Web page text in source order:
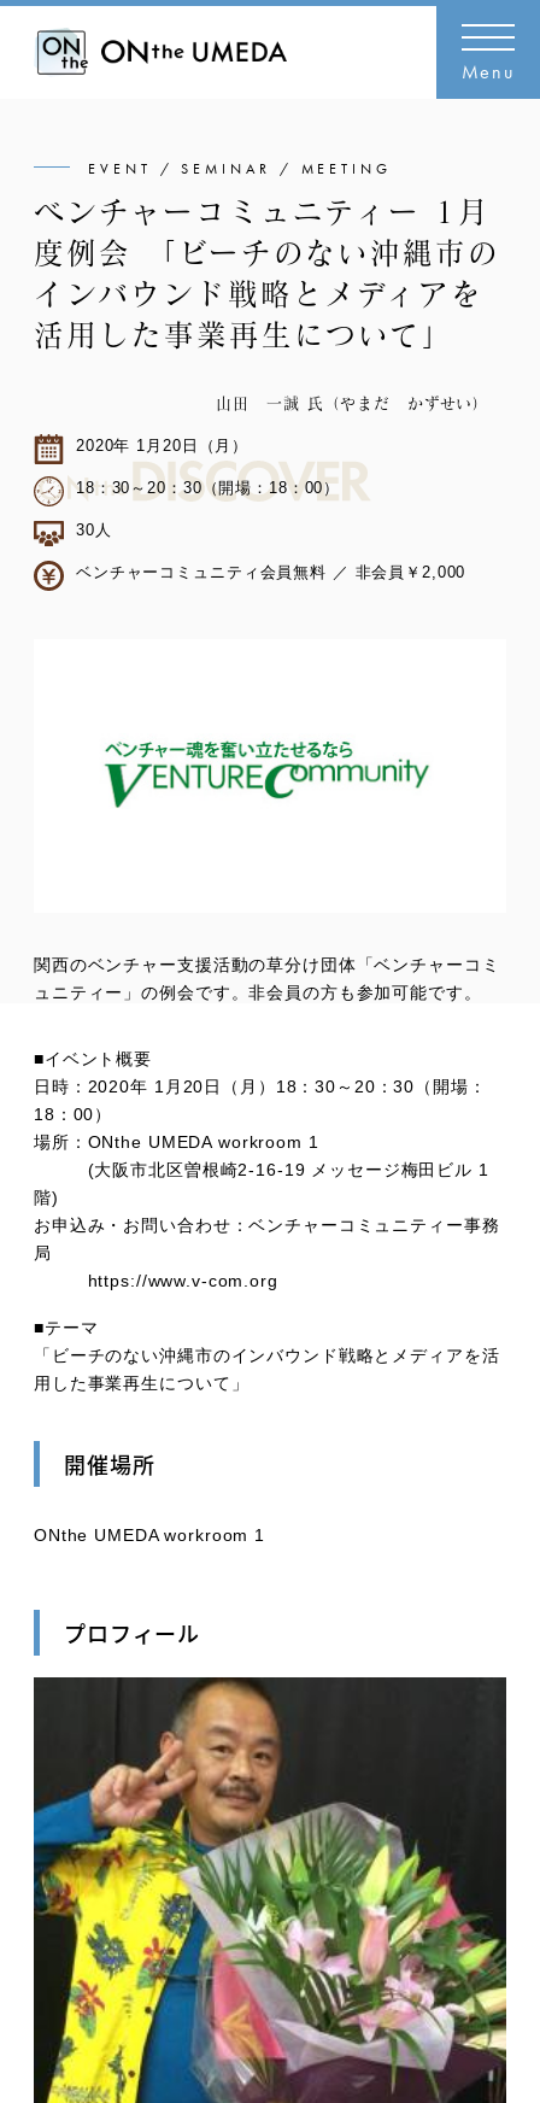
Menu
EVENT / SEMINAR / MEETING
ベンチャーコミュニティー 1月
度例会 「ビーチのない沖縄市の
インバウンド戦略とメディアを
活用した事業再生について」
山田 一誠 氏（やまだ かずせい）
関西のベンチャー支援活動の草分け団体「ベンチャーコミ
ュニティー」の例会です。非会員の方も参加可能です。
■イベント概要
日時：2020年 1月20日（月）18：30～20：30（開場：
18：00）
場所：ONthe UMEDA workroom 1
(大阪市北区曽根崎2-16-19 メッセージ梅田ビル 1
階)
お申込み・お問い合わせ：ベンチャーコミュニティー事務
局
https://www.v-com.org
■テーマ
「ビーチのない沖縄市のインバウンド戦略とメディアを活
用した事業再生について」
開催場所
ONthe UMEDA workroom 1
プロフィール
2020年 1月20日（月）
18：30～20：30（開場：18：00）
30人
ベンチャーコミュニティ会員無料 ／ 非会員￥2,000